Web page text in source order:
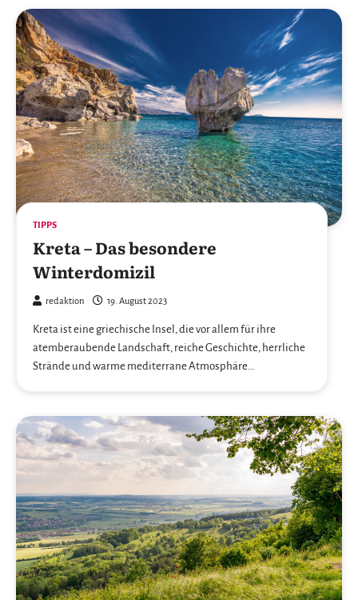
TIPPS
Kreta – Das besondere
Winterdomizil
redaktion 19. August 2023
Kreta ist eine griechische Insel, die vor allem für ihre
atemberaubende Landschaft, reiche Geschichte, herrliche
Strände und warme mediterrane Atmosphäre…